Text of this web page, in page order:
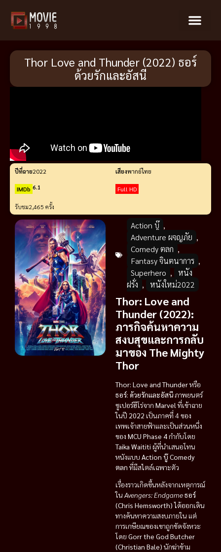
Thor Love and Thunder (2022) ธอร์
ด้วยรักและอัสนี
ปีที่ฉาย2022 เสียงพากย์ไทย
IMDb 6.1 Full HD
รับชม2,465 ครั้ง
Action บู๊ ,
Adventure ผจญภัย ,
Comedy ตลก ,
Fantasy จินตนาการ ,
Superhero ,
หนัง
ฝรั่ง , หนังใหม่2022
Thor: Love and
Thunder (2022):
ภารกิจค้นหาความ
สงบสุขและการกลับ
มาของ The Mighty
Thor
Thor: Love and Thunderหรือ
ธอร์: ด้วยรักและอัสนีภาพยนตร์
ซูเปอร์ฮีโร่จาก Marvel ที่เข้าฉาย
ในปี 2022 เป็นภาคที่ 4 ของ
เทพเจ้าสายฟ้าและเป็นส่วนหนึ่ง
ของ MCU Phase 4กำกับโดย
Taika Waititi ผู้ที่นำเสนอโทน
หนังแบบ Action บู๊ Comedy
ตลก ที่มีสไตล์เฉพาะตัว
เรื่องราวเกิดขึ้นหลังจากเหตุการณ์
ใน Avengers: Endgameธอร์
(Chris Hemsworth)ได้ออกเดิน
ทางค้นหาความสงบภายใน แต่
การเกษียณของเขาถูกขัดจังหวะ
โดย Gorr the God Butcher
(Christian Bale) นักฆ่าข้าม